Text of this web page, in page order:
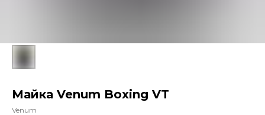
Майка Venum Boxing VT
Venum